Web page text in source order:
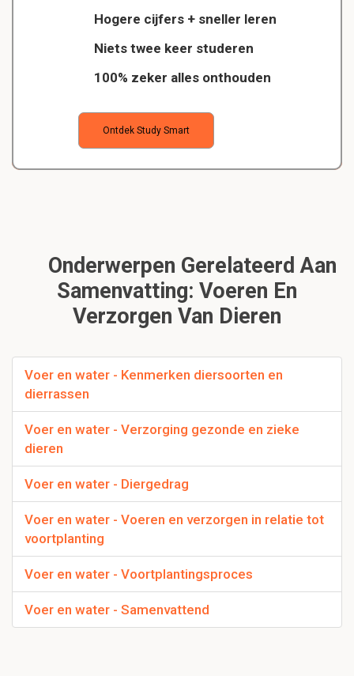
Hogere cijfers + sneller leren
Niets twee keer studeren
100% zeker alles onthouden
Ontdek Study Smart
Onderwerpen Gerelateerd Aan
Samenvatting: Voeren En
Verzorgen Van Dieren
Voer en water - Kenmerken diersoorten en
dierrassen
Voer en water - Verzorging gezonde en zieke
dieren
Voer en water - Diergedrag
Voer en water - Voeren en verzorgen in relatie tot
voortplanting
Voer en water - Voortplantingsproces
Voer en water - Samenvattend